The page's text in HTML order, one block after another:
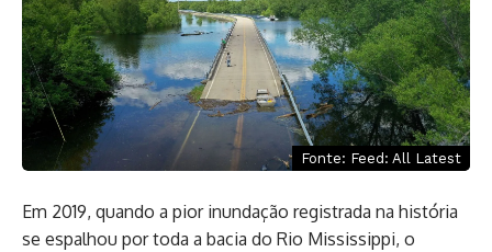
Fonte: Feed: All Latest
Em 2019, quando a pior inundação registrada na história
se espalhou por toda a bacia do Rio Mississippi, o